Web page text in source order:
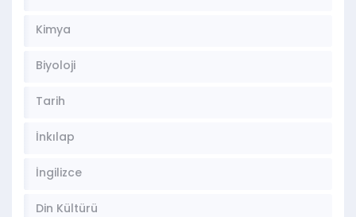
Kimya
Biyoloji
Tarih
İnkılap
İngilizce
Din Kültürü